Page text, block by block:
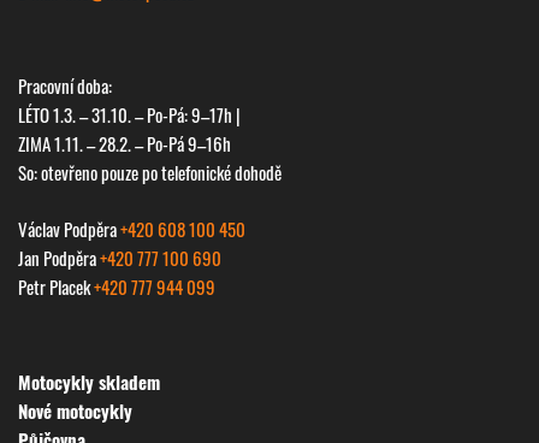
Pracovní doba:
LÉTO 1.3. – 31.10. – Po-Pá: 9–17h |
ZIMA 1.11. – 28.2. – Po-Pá 9–16h
So: otevřeno pouze po telefonické dohodě
Václav Podpěra+420 608 100 450
Jan Podpěra+420 777 100 690
Petr Placek+420 777 944 099
Motocykly skladem
Nové motocykly